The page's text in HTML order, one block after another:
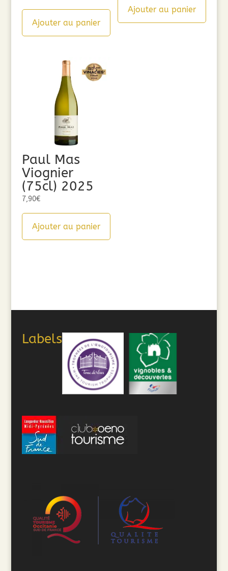
Ajouter au panier
Ajouter au panier
Paul Mas
Viognier
(75cl) 2025
7,90€
Ajouter au panier
Labels